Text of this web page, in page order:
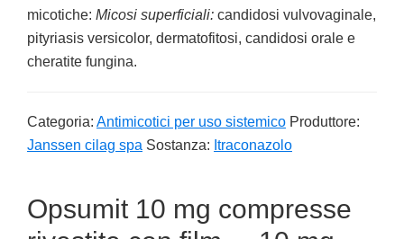
micotiche: Micosi superficiali: candidosi vulvovaginale,
pityriasis versicolor, dermatofitosi, candidosi orale e
cheratite fungina.
Categoria: Antimicotici per uso sistemico Produttore:
Janssen cilag spa Sostanza: Itraconazolo
Opsumit 10 mg compresse